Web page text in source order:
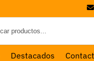
Destacados